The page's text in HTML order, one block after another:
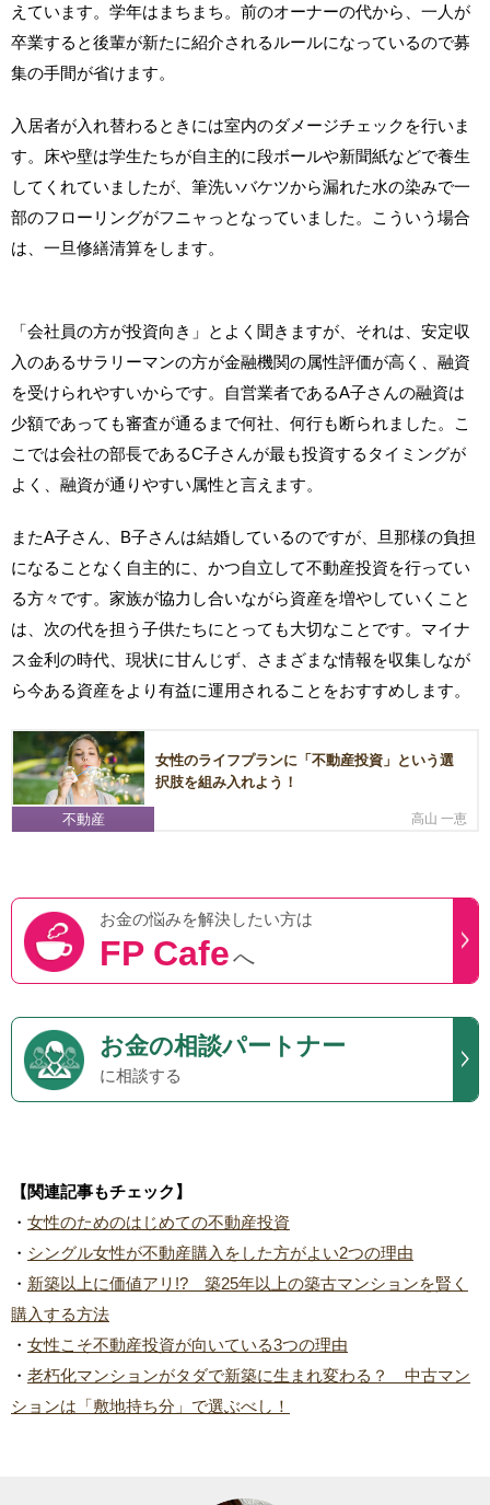
えています。学年はまちまち。前のオーナーの代から、一人が
卒業すると後輩が新たに紹介されるルールになっているので募
集の手間が省けます。
入居者が入れ替わるときには室内のダメージチェックを行いま
す。床や壁は学生たちが自主的に段ボールや新聞紙などで養生
してくれていましたが、筆洗いバケツから漏れた水の染みで一
部のフローリングがフニャっとなっていました。こういう場合
は、一旦修繕清算をします。
「会社員の方が投資向き」とよく聞きますが、それは、安定収
入のあるサラリーマンの方が金融機関の属性評価が高く、融資
を受けられやすいからです。自営業者であるA子さんの融資は
少額であっても審査が通るまで何社、何行も断られました。こ
こでは会社の部長であるC子さんが最も投資するタイミングが
よく、融資が通りやすい属性と言えます。
またA子さん、B子さんは結婚しているのですが、旦那様の負担
になることなく自主的に、かつ自立して不動産投資を行ってい
る方々です。家族が協力し合いながら資産を増やしていくこと
は、次の代を担う子供たちにとっても大切なことです。マイナ
ス金利の時代、現状に甘んじず、さまざまな情報を収集しなが
ら今ある資産をより有益に運用されることをおすすめします。
女性のライフプランに「不動産投資」という選
択肢を組み入れよう！
不動産 高山 一恵
お金の悩みを解決したい方は
FP Cafeへ
お金の相談パートナー
に相談する
【関連記事もチェック】
・ 女性のためのはじめての不動産投資
・ シングル女性が不動産購入をした方がよい2つの理由
・ 新築以上に価値アリ!? 築25年以上の築古マンションを賢く
購入する方法
・ 女性こそ不動産投資が向いている3つの理由
・ 老朽化マンションがタダで新築に生まれ変わる？ 中古マン
ションは「敷地持ち分」で選ぶべし！